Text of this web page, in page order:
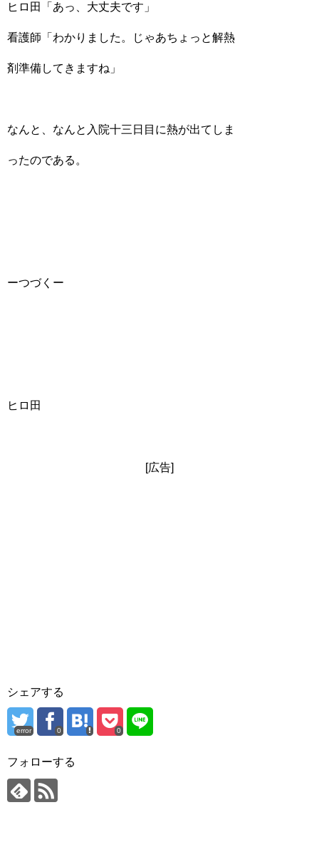
ヒロ田「あっ、大丈夫です」
看護師「わかりました。じゃあちょっと解熱
剤準備してきますね」
なんと、なんと入院十三日目に熱が出てしま
ったのである。
ーつづくー
ヒロ田
[広告]
シェアする
error 0 0
フォローする